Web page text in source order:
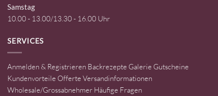
Samstag
10.00 - 13.00/13.30 - 16.00 Uhr
SERVICES
Anmelden & Registrieren Backrezepte Galerie Gutscheine
Kundenvorteile Offerte Versandinformationen
Wholesale/Grossabnehmer Häufige Fragen